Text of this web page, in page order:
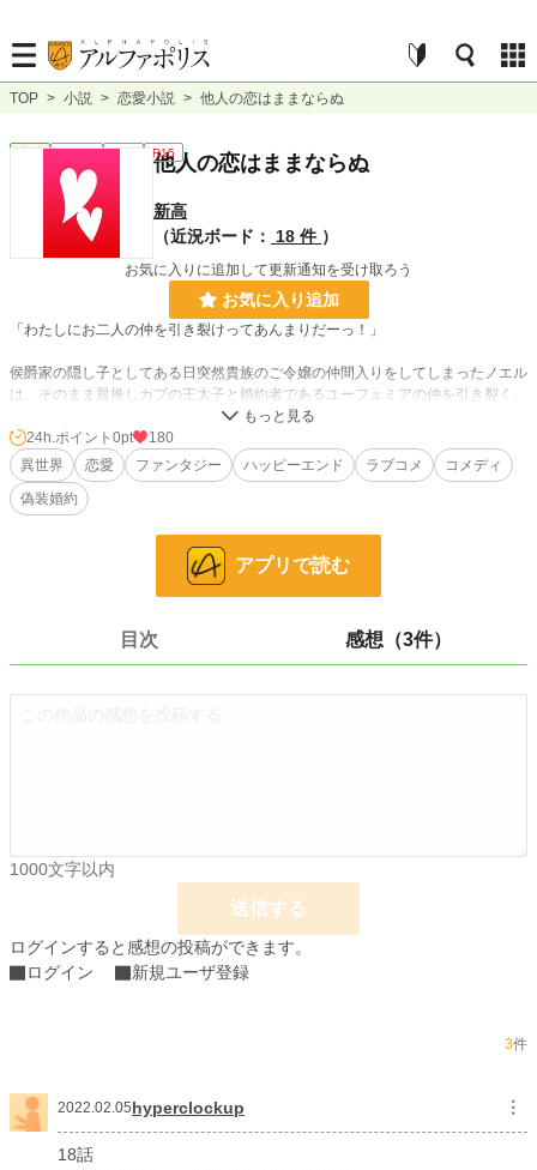
TOP > 小説 > 恋愛小説 > 他人の恋はままならぬ
連載中 長編 R15
他人の恋はままならぬ
新高
（近況ボード：
18 件 ）
お気に入りに追加して更新通知を受け取ろう
お気に入り追加
「わたしにお二人の仲を引き裂けってあんまりだーっ！」
侯爵家の隠し子としてある日突然貴族のご令嬢の仲間入りをしてしまったノエル
は、そのまま最推しカプの王太子と婚約者であるユーフェミアの仲を引き裂く、
まさに物語中の【悪役令嬢】が如き立場になってしまう。
推しの姿を間近でストーカーしたかっただけの少女は、王太子の専属護衛の黒い
人を利用したりされたりしてなんとかその立場から無事逃げ切ることができるか
どうか。
228,833 位 / 228,833 件
66,375 位 / 66,375 件
120
329 pt (113,645 位)
累計ポイント 41,701 pt (49,136 位)
24h.ポイント 0pt
180
異世界
恋愛 ファンタジー ハッピーエンド ラブコメ
コメディ
偽装婚約
アプリで読む
目次 感想（3件）
1000文字以内
送信する
ログインすると感想の投稿ができます。
ログイン
新規ユーザ登録
3件
2022.02.05hyperclockup ︙
18話